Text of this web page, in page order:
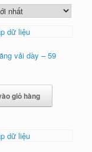
vải dày – 59
giỏ hàng